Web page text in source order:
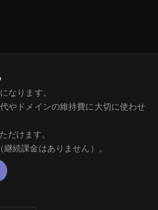
なります。
やドメインの維持費に大切に使わせ
だけます。
続課金はありません）。